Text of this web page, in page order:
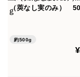
（莢なし実のみ）
約500g